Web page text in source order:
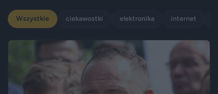
Wszystkie ciekawostki elektronika internet